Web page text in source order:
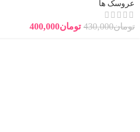
عروسک ها
تومان430,000 تومان400,000